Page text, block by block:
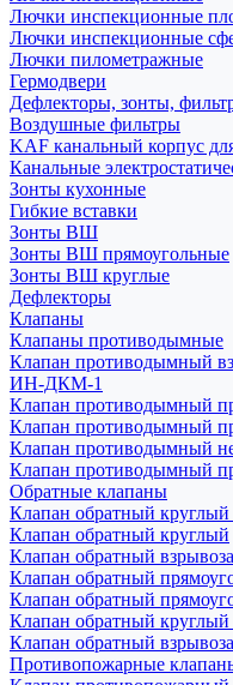
Лючки инспекционные
Лючки инспекционные
Лючки пилометражные
Гермодвери
Дефлекторы, зонты,
Воздушные фильтры
KAF канальный корпус
Канальные
Зонты кухонные
Гибкие вставки
Зонты ВШ
Зонты ВШ прямоугольные
Зонты ВШ круглые
Дефлекторы
Клапаны
Клапаны противодымные
Клапан противодымный
ИН-ДКМ-1
Клапан противодымный
Клапан противодымный
Клапан противодымный
Клапан противодымный
Обратные клапаны
Клапан обратный
Клапан обратный круглый
Клапан обратный
Клапан обратный
Клапан обратный
Клапан обратный круглый
Клапан обратный
Противопожарные